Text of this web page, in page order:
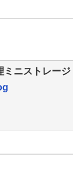
ミニストレージ